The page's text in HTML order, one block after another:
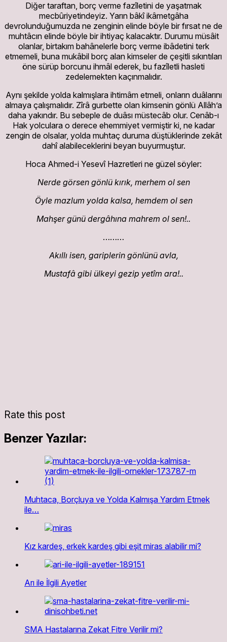
Diğer taraftan, borç verme fazîletini de yaşatmak
mecbûriyetindeyiz. Yarın bâkî ikâmetgâha
devrolunduğumuzda ne zenginin elinde böyle bir fırsat ne de
muhtâcın elinde böyle bir ihtiyaç kalacaktır. Durumu müsâit
olanlar, birtakım bahânelerle borç verme ibâdetini terk
etmemeli, buna mukâbil borç alan kimseler de çeşitli sıkıntıları
öne sürüp borcunu ihmâl ederek, bu fazîletli hasleti
zedelemekten kaçınmalıdır.
Aynı şekilde yolda kalmışlara ihtimâm etmeli, onların duâlarını
almaya çalışmalıdır. Zîrâ gurbette olan kimsenin gönlü Allâh’a
daha yakındır. Bu sebeple de duâsı müstecâb olur. Cenâb-ı
Hak yolculara o derece ehemmiyet vermiştir ki, ne kadar
zengin de olsalar, yolda muhtaç duruma düştüklerinde zekât
dahî alabileceklerini beyan buyurmuştur.
Hoca Ahmed-i Yesevî Hazretleri ne güzel söyler:
Nerde görsen gönlü kırık, merhem ol sen
Öyle mazlum yolda kalsa, hemdem ol sen
Mahşer günü dergâhına mahrem ol sen!..
………
Akıllı isen, gariplerin gönlünü avla,
Mustafâ gibi ülkeyi gezip yetîm ara!..
Rate this post
Benzer Yazılar:
Muhtaca, Borçluya ve Yolda Kalmışa Yardım Etmek
ile…
Kız kardeş, erkek kardeş gibi eşit miras alabilir mi?
Arı ile İlgili Ayetler
SMA Hastalarına Zekat Fitre Verilir mi?